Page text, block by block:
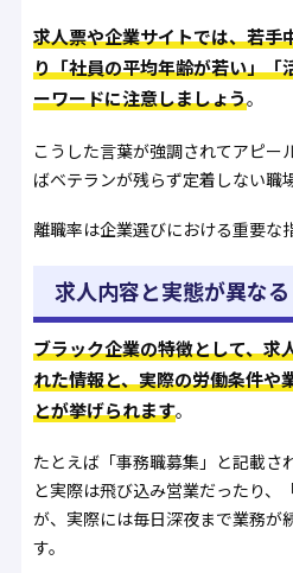
求人票や企業サイトでは、若手
り「社員の平均年齢が若い」「
ーワードに注意しましょう。
こうした言葉が強調されてアピー
ばベテランが残らず定着しない職
離職率は企業選びにおける重要な
求人内容と実態が異なる
ブラック企業の特徴として、求
れた情報と、実際の労働条件や
とが挙げられます。
たとえば「事務職募集」と記載さ
と実際は飛び込み営業だったり、
が、実際には毎日深夜まで業務が
す。